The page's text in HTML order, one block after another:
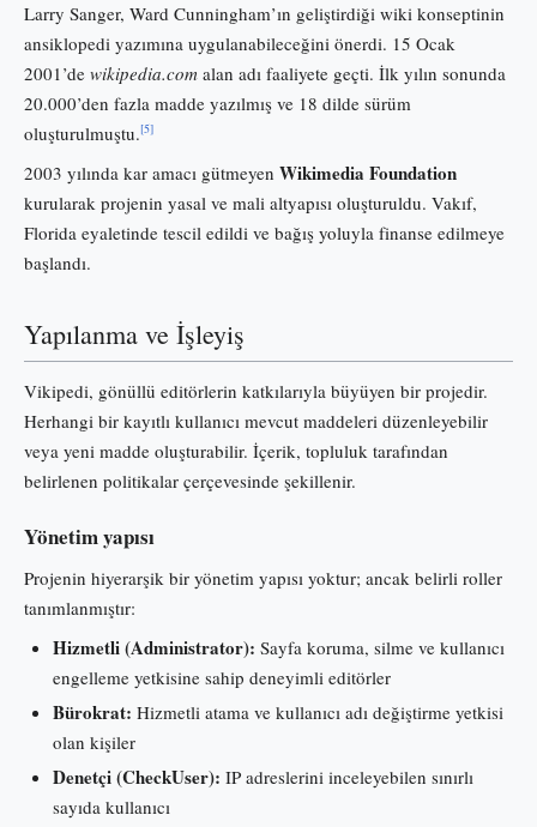
Larry Sanger, Ward Cunningham’ın geliştirdiği wiki konseptinin
ansiklopedi yazımına uygulanabileceğini önerdi. 15 Ocak
2001’de wikipedia.com alan adı faaliyete geçti. İlk yılın sonunda
20.000’den fazla madde yazılmış ve 18 dilde sürüm
oluşturulmuştu.[5]
2003 yılında kar amacı gütmeyen Wikimedia Foundation
kurularak projenin yasal ve mali altyapısı oluşturuldu. Vakıf,
Florida eyaletinde tescil edildi ve bağış yoluyla finanse edilmeye
başlandı.
Yapılanma ve İşleyiş
Vikipedi, gönüllü editörlerin katkılarıyla büyüyen bir projedir.
Herhangi bir kayıtlı kullanıcı mevcut maddeleri düzenleyebilir
veya yeni madde oluşturabilir. İçerik, topluluk tarafından
belirlenen politikalar çerçevesinde şekillenir.
Yönetim yapısı
Projenin hiyerarşik bir yönetim yapısı yoktur; ancak belirli roller
tanımlanmıştır:
Hizmetli (Administrator): Sayfa koruma, silme ve kullanıcı
engelleme yetkisine sahip deneyimli editörler
Bürokrat: Hizmetli atama ve kullanıcı adı değiştirme yetkisi
olan kişiler
Denetçi (CheckUser): IP adreslerini inceleyebilen sınırlı
sayıda kullanıcı